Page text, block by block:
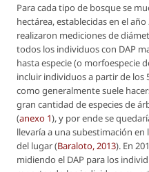
Para cada tipo de bosque se
hectárea, establecidas en el
realizaron mediciones de
todos los individuos con DAP
hasta especie (o morfoespecie
incluir individuos a partir de los
como generalmente suele
gran cantidad de especies de
(anexo 1), y por ende se
llevaría a una subestimación
del lugar (Baraloto, 2013). En
midiendo el DAP para los